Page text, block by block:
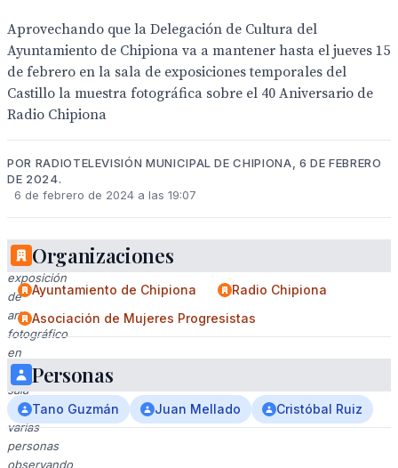
Aprovechando que la Delegación de Cultura del
Ayuntamiento de Chipiona va a mantener hasta el jueves 15
de febrero en la sala de exposiciones temporales del
Castillo la muestra fotográfica sobre el 40 Aniversario de
Radio Chipiona
POR RADIOTELEVISIÓN MUNICIPAL DE CHIPIONA, 6 DE FEBRERO
DE 2024.
6 de febrero de 2024 a las 19:07
Una
exposición
de
arte
fotográfico
en
una
sala
con
varias
personas
observando
Organizaciones
Ayuntamiento de Chipiona
Radio Chipiona
Asociación de Mujeres Progresistas
Personas
Tano Guzmán Juan Mellado Cristóbal Ruiz